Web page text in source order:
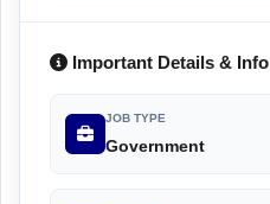
Important Details & Info
JOB TYPE
Government